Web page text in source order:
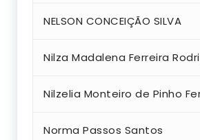
NELSON CONCEIÇÃO SILVA
Nilza Madalena Ferreira
Nilzelia Monteiro de Pinho
Norma Passos Santos